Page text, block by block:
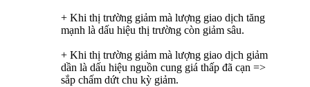
+ Khi thị trường giảm mà lượng giao dịch tăng
mạnh là dấu hiệu thị trường còn giảm sâu.
+ Khi thị trường giảm mà lượng giao dịch giảm
dần là dấu hiệu nguồn cung giá thấp đã cạn =>
sắp chấm dứt chu kỳ giảm.